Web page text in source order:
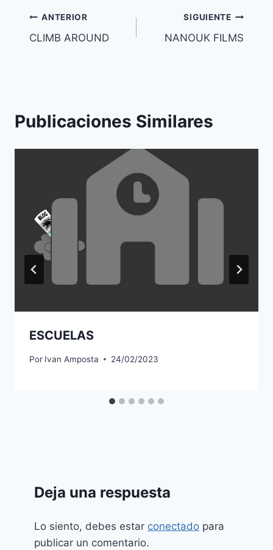
Navegación
de
ANTERIOR
CLIMB AROUND
SIGUIENTE
NANOUK FILMS
Publicaciones Similares
ESCUELAS
Por Ivan Amposta 24/02/2023
Deja una respuesta
Lo siento, debes estar conectado para
publicar un comentario.